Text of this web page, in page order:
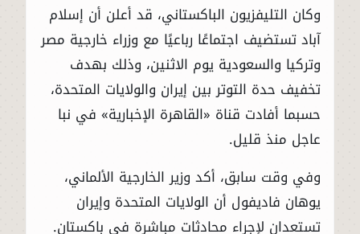
وكان التليفزيون الباكستاني، قد أعلن أن إسلام
آباد تستضيف اجتماعًا رباعيًا مع وزراء خارجية مصر
وتركيا والسعودية يوم الاثنين، وذلك بهدف
تخفيف حدة التوتر بين إيران والولايات المتحدة،
حسبما أفادت قناة «القاهرة الإخبارية» في نبا
عاجل منذ قليل.
وفي وقت سابق، أكد وزير الخارجية الألماني،
يوهان فاديفول أن الولايات المتحدة وإيران
تستعدان لإجراء محادثات مباشرة في باكستان.